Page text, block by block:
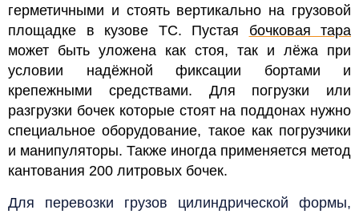
герметичными и стоять вертикально на грузовой
площадке в кузове ТС. Пустая бочковая тара
может быть уложена как стоя, так и лёжа при
условии надёжной фиксации бортами и
крепежными средствами. Для погрузки или
разгрузки бочек которые стоят на поддонах нужно
специальное оборудование, такое как погрузчики
и манипуляторы. Также иногда применяется метод
кантования 200 литровых бочек.
Для перевозки грузов цилиндрической формы,